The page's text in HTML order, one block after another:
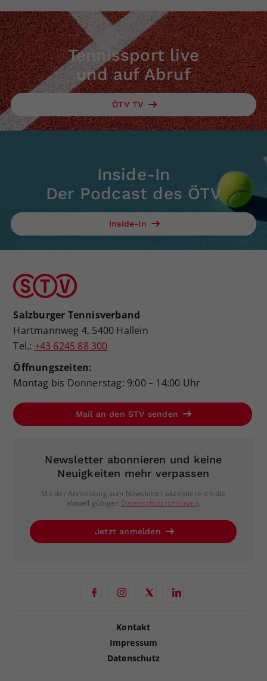
Tennissport live
und auf Abruf
ÖTV TV
Inside-In
Der Podcast des ÖTV
Inside-In
Salzburger Tennisverband
Hartmannweg 4, 5400 Hallein
Tel.: +43 6245 88 300
Öffnungszeiten:
Montag bis Donnerstag: 9:00 – 14:00 Uhr
Mail an den STV senden
Newsletter abonnieren und keine
Neuigkeiten mehr verpassen
Mit der Anmeldung zum Newsletter akzeptiere ich die
aktuell gültigen Datenschutzrichtlinien.
Jetzt anmelden
Kontakt
Impressum
Datenschutz